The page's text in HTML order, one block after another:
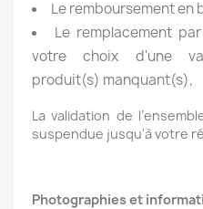
Le remboursement en
Le remplacement
votre choix d'une
produit(s) manquant(s),
La validation de
suspendue jusqu'à votre
Photographies et